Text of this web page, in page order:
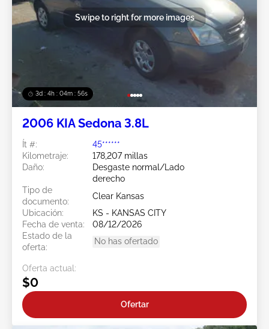
3d : 4h : 04m : 53s
Swipe to right for more images
2006 KIA Sedona 3.8L
Ít #:
45******
Kilometraje:
178,207 millas
Daño:
Desgaste normal/Lado
derecho
Tipo de
documento:
Clear Kansas
Ubicación:
KS - KANSAS CITY
Fecha de venta:
08/12/2026
Estado de la
oferta:
No has ofertado
Oferta actual:
$0
Ofertar